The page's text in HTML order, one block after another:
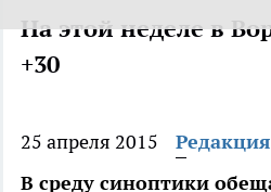
На этой неделе в
+30
25 апреля 2015
Редакция
В среду синоптики